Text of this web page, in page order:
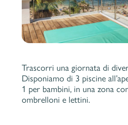
Trascorri una giornata di
Disponiamo di 3 piscine
1 per bambini, in una zona
ombrelloni e lettini.